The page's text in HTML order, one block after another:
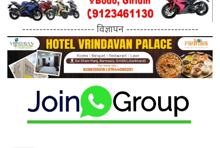
--------------------- विज्ञापन ---------------------